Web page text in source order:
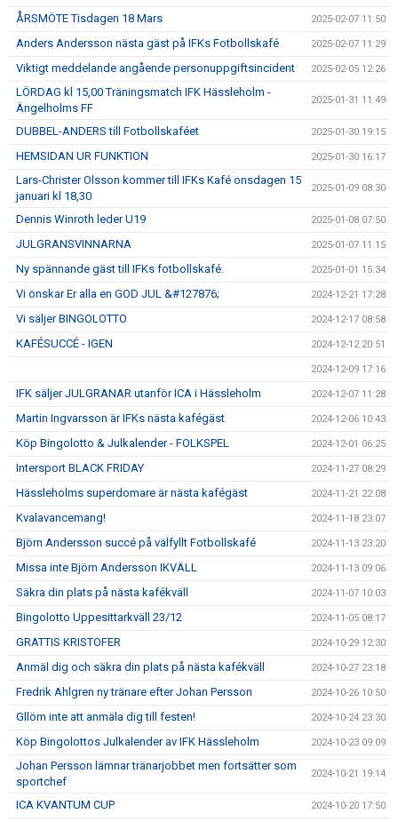
ÅRSMÖTE Tisdagen 18 Mars 2025-02-07 11:50
Anders Andersson nästa gäst på IFKs Fotbollskafé 2025-02-07 11:29
Viktigt meddelande angående personuppgiftsincident 2025-02-05 12:26
LÖRDAG kl 15,00 Träningsmatch IFK Hässleholm -
Ängelholms FF
2025-01-31 11:49
DUBBEL-ANDERS till Fotbollskaféet 2025-01-30 19:15
HEMSIDAN UR FUNKTION 2025-01-30 16:17
Lars-Christer Olsson kommer till IFKs Kafé onsdagen 15
januari kl 18,30
2025-01-09 08:30
Dennis Winroth leder U19 2025-01-08 07:50
JULGRANSVINNARNA 2025-01-07 11:15
Ny spännande gäst till IFKs fotbollskafé. 2025-01-01 15:34
Vi önskar Er alla en GOD JUL &#127876; 2024-12-21 17:28
Vi säljer BINGOLOTTO 2024-12-17 08:58
KAFÉSUCCÉ - IGEN 2024-12-12 20:51
2024-12-09 17:16
IFK säljer JULGRANAR utanför ICA i Hässleholm 2024-12-07 11:28
Martin Ingvarsson är IFKs nästa kafégäst 2024-12-06 10:43
Köp Bingolotto & Julkalender - FOLKSPEL 2024-12-01 06:25
Intersport BLACK FRIDAY 2024-11-27 08:29
Hässleholms superdomare är nästa kafégäst 2024-11-21 22:08
Kvalavancemang! 2024-11-18 23:07
Björn Andersson succé på välfyllt Fotbollskafé 2024-11-13 23:20
Missa inte Björn Andersson IKVÄLL 2024-11-13 09:06
Säkra din plats på nästa kafékväll 2024-11-07 10:03
Bingolotto Uppesittarkväll 23/12 2024-11-05 08:17
GRATTIS KRISTOFER 2024-10-29 12:30
Anmäl dig och säkra din plats på nästa kafékväll 2024-10-27 23:18
Fredrik Ahlgren ny tränare efter Johan Persson 2024-10-26 10:50
Gllöm inte att anmäla dig till festen! 2024-10-24 23:30
Köp Bingolottos Julkalender av IFK Hässleholm 2024-10-23 09:09
Johan Persson lämnar tränarjobbet men fortsätter som
sportchef
2024-10-21 19:14
ICA KVANTUM CUP 2024-10-20 17:50